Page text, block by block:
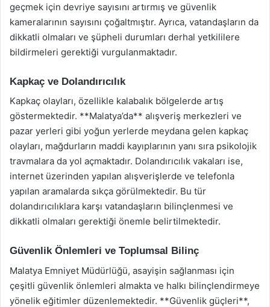
geçmek için devriye sayısını artırmış ve güvenlik
kameralarının sayısını çoğaltmıştır. Ayrıca, vatandaşların da
dikkatli olmaları ve şüpheli durumları derhal yetkililere
bildirmeleri gerektiği vurgulanmaktadır.
Kapkaç ve Dolandırıcılık
Kapkaç olayları, özellikle kalabalık bölgelerde artış
göstermektedir. **Malatya’da** alışveriş merkezleri ve
pazar yerleri gibi yoğun yerlerde meydana gelen kapkaç
olayları, mağdurların maddi kayıplarının yanı sıra psikolojik
travmalara da yol açmaktadır. Dolandırıcılık vakaları ise,
internet üzerinden yapılan alışverişlerde ve telefonla
yapılan aramalarda sıkça görülmektedir. Bu tür
dolandırıcılıklara karşı vatandaşların bilinçlenmesi ve
dikkatli olmaları gerektiği önemle belirtilmektedir.
Güvenlik Önlemleri ve Toplumsal Bilinç
Malatya Emniyet Müdürlüğü, asayişin sağlanması için
çeşitli güvenlik önlemleri almakta ve halkı bilinçlendirmeye
yönelik eğitimler düzenlemektedir. **Güvenlik güçleri**,